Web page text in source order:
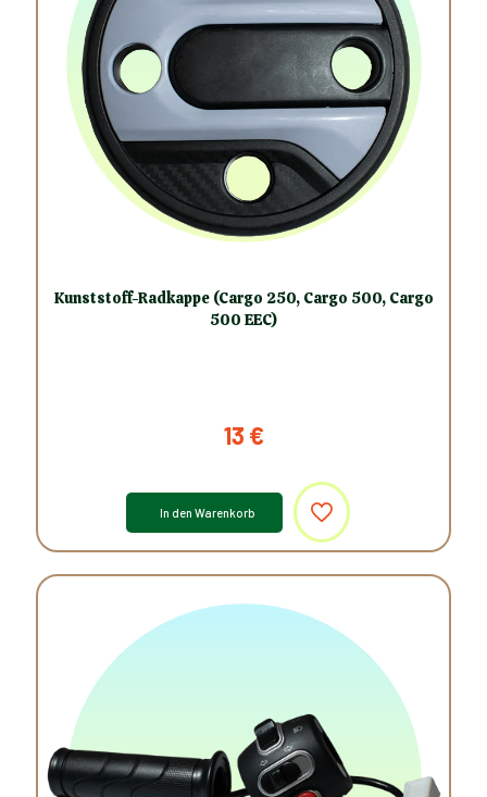
Kunststoff-Radkappe (Cargo 250, Cargo 500, Cargo
500 EEC)
13 €
In den Warenkorb